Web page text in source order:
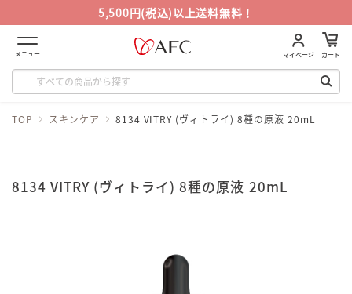
5,500円(税込)以上送料無料！
メニュー マイページ カート
TOP スキンケア 8134 VITRY (ヴィトライ) 8種の原液 20mL
8134 VITRY (ヴィトライ) 8種の原液 20mL